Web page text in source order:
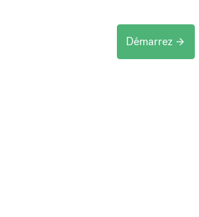
Démarrez arrow_forward